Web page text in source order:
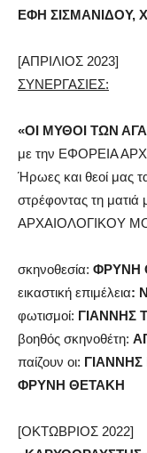
ΕΦΗ ΣΙΣΜΑΝΙΔΟΥ,
[ΑΠΡΙΛΙΟΣ 2023]
ΣΥΝΕΡΓΑΣΙΕΣ:
«ΟΙ ΜΥΘΟΙ ΤΩΝ
με την ΕΦΟΡΕΙΑ
Ήρωες και θεοί μας
στρέφοντας τη ματιά
ΑΡΧΑΙΟΛΟΓΙΚΟΥ
σκηνοθεσία: ΦΡΥΝΗ
εικαστική επιμέλεια:
φωτισμοί: ΓΙΑΝΝΗΣ
βοηθός σκηνοθέτη:
παίζουν οι:
ΦΡΥΝΗ ΘΕΤΑΚΗ
[ΟΚΤΩΒΡΙΟΣ 2022]